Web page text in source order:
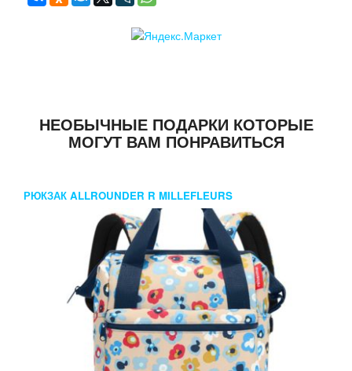
НЕОБЫЧНЫЕ ПОДАРКИ КОТОРЫЕ
МОГУТ ВАМ ПОНРАВИТЬСЯ
РЮКЗАК ALLROUNDER R MILLEFLEURS